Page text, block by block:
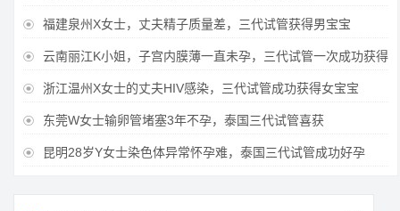
 福建泉州X女士，丈夫精子质量差，三代试管获得男宝宝
 云南丽江K小姐，子宫内膜薄一直未孕，三代试管一次成功获得
 浙江温州X女士的丈夫HIV感染，三代试管成功获得女宝宝
 东莞W女士输卵管堵塞3年不孕，泰国三代试管喜获
 昆明28岁Y女士染色体异常怀孕难，泰国三代试管成功好孕